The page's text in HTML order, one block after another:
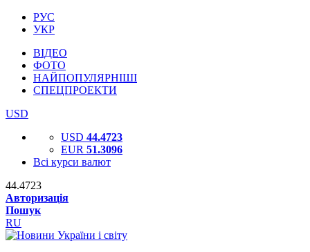
РУС
УКР
ВІДЕО
ФОТО
НАЙПОПУЛЯРНІШІ
СПЕЦПРОЕКТИ
USD
USD 44.4723
EUR 51.3096
Всі курси валют
44.4723
Авторизація
Пошук
RU